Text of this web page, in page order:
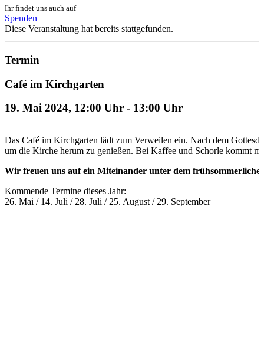
Ihr findet uns auch auf
Spenden
Diese Veranstaltung hat bereits stattgefunden.
Termin
Café im Kirchgarten
19. Mai 2024, 12:00 Uhr - 13:00 Uhr
Das Café im Kirchgarten lädt zum Verweilen ein. Nach dem
um die Kirche herum zu genießen. Bei Kaffee und Schorle kommt
Wir freuen uns auf ein Miteinander unter dem
Kommende Termine dieses Jahr:
26. Mai / 14. Juli / 28. Juli / 25. August / 29. September